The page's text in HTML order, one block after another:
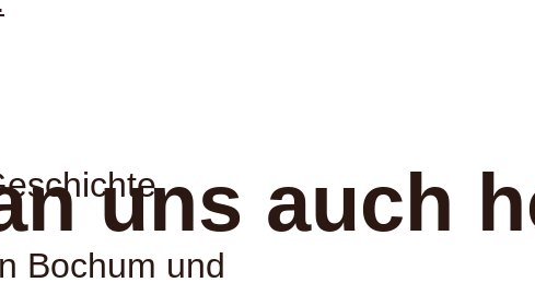
uns auch
Bochum und